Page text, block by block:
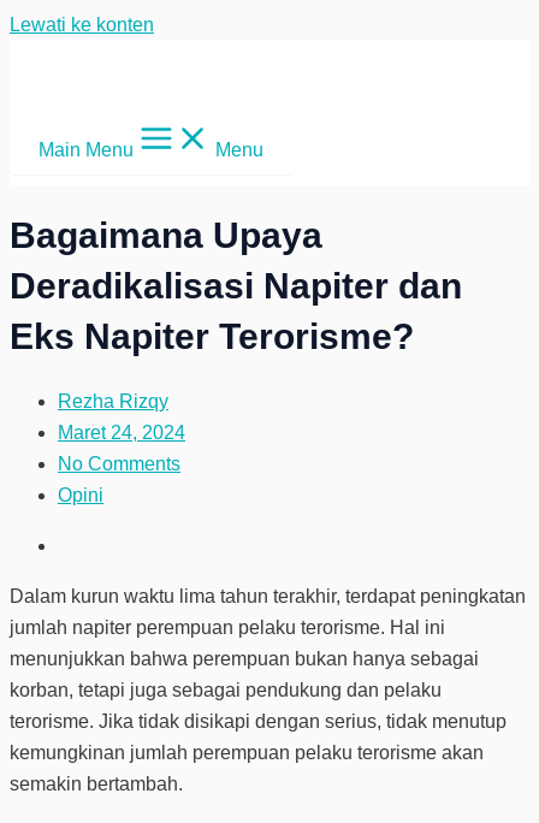
Lewati ke konten
Main Menu Menu
Bagaimana Upaya
Deradikalisasi Napiter dan
Eks Napiter Terorisme?
Rezha Rizqy
Maret 24, 2024
No Comments
Opini
Dalam kurun waktu lima tahun terakhir, terdapat peningkatan
jumlah napiter perempuan pelaku terorisme. Hal ini
menunjukkan bahwa perempuan bukan hanya sebagai
korban, tetapi juga sebagai pendukung dan pelaku
terorisme. Jika tidak disikapi dengan serius, tidak menutup
kemungkinan jumlah perempuan pelaku terorisme akan
semakin bertambah.